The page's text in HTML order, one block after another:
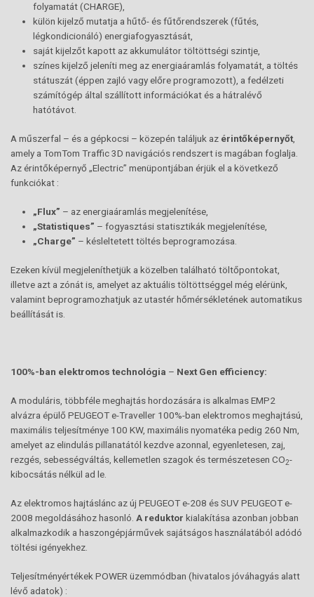
folyamatát (CHARGE),
külön kijelző mutatja a hűtő- és fűtőrendszerek (fűtés,
légkondicionáló) energiafogyasztását,
saját kijelzőt kapott az akkumulátor töltöttségi szintje,
színes kijelző jeleníti meg az energiaáramlás folyamatát, a töltés
státuszát (éppen zajló vagy előre programozott), a fedélzeti
számítógép által szállított információkat és a hátralévő
hatótávot.
A műszerfal – és a gépkocsi – közepén találjuk az érintőképernyőt
amely a TomTom Traffic 3D navigációs rendszert is magában foglalja.
Az érintőképernyő „Electric” menüpontjában érjük el a következő
funkciókat :
„Flux” – az energiaáramlás megjelenítése,
„Statistiques” – fogyasztási statisztikák megjelenítése,
„Charge” – késleltetett töltés beprogramozása.
Ezeken kívül megjeleníthetjük a közelben található töltőpontokat,
illetve azt a zónát is, amelyet az aktuális töltöttséggel még elérünk,
valamint beprogramozhatjuk az utastér hőmérsékletének automatikus
beállítását is.
100%-ban elektromos technológia – Next Gen efficiency:
A moduláris, többféle meghajtás hordozására is alkalmas EMP2
alvázra épülő PEUGEOT e-Traveller 100%-ban elektromos meghajtású,
maximális teljesítménye 100 KW, maximális nyomatéka pedig 260 Nm,
amelyet az elindulás pillanatától kezdve azonnal, egyenletesen, zaj,
rezgés, sebességváltás, kellemetlen szagok és természetesen CO2-
kibocsátás nélkül ad le.
Az elektromos hajtáslánc az új PEUGEOT e-208 és SUV PEUGEOT e-
2008 megoldásához hasonló. A reduktor kialakítása azonban jobban
alkalmazkodik a haszongépjárművek sajátságos használatából adódó
töltési igényekhez.
Teljesítményértékek POWER üzemmódban (hivatalos jóváhagyás alatt
lévő adatok) :